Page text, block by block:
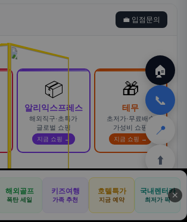
💼 입점문의
📦
알리익스프레스
해외직구·초특가
글로벌 쇼핑
지금 쇼핑 →
🎁
테무
초저가·무료배송
가성비 쇼핑
지금 쇼핑 →
AD
장기렌트 · 리스 · 월 렌탈료 비교
바로가기 →
⛳
📋
🛒
쿠팡
🎁
테무
🏠
📞
📍
⬆️
🚐
기사등록
🛒
아마존
해외골프
폭탄 세일
키즈여행
가족 추천
호텔특가
지금 예약
국내렌터카
최저가 픽 ✕